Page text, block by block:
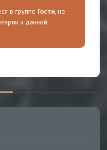
в группе Гости, не
к данной